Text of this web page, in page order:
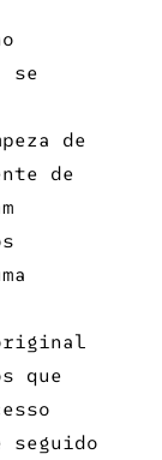
se
de
de
que
seguido